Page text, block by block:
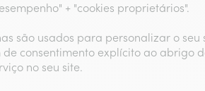
+ "cookies proprietários".
são usados para personalizar o
consentimento explícito ao abrigo
no seu site.